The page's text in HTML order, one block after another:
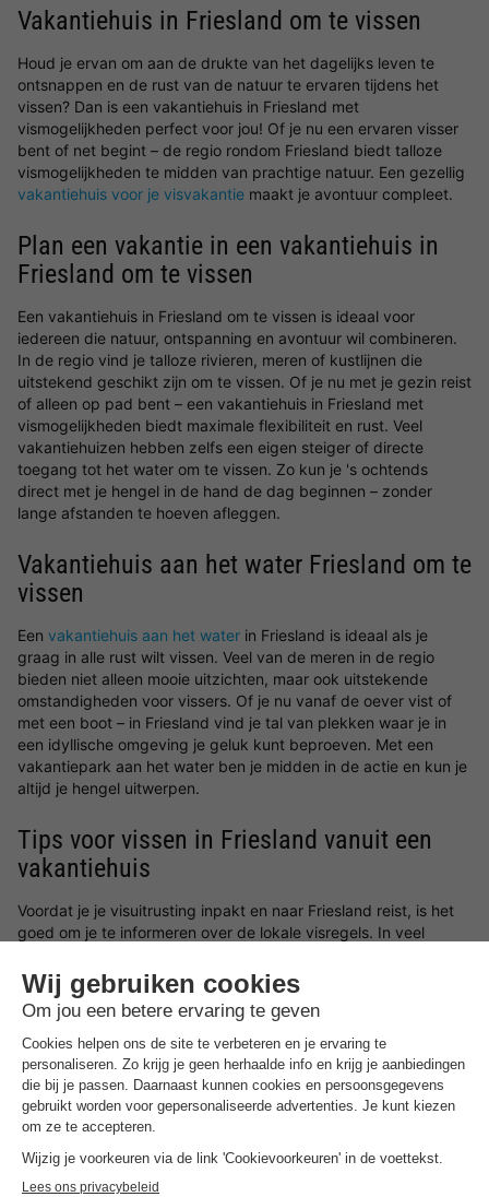
Vakantiehuis in Friesland om te vissen
Houd je ervan om aan de drukte van het dagelijks leven te
ontsnappen en de rust van de natuur te ervaren tijdens het
vissen? Dan is een vakantiehuis in Friesland met
vismogelijkheden perfect voor jou! Of je nu een ervaren visser
bent of net begint – de regio rondom Friesland biedt talloze
vismogelijkheden te midden van prachtige natuur. Een gezellig
vakantiehuis voor je visvakantie maakt je avontuur compleet.
Plan een vakantie in een vakantiehuis in
Friesland om te vissen
Een vakantiehuis in Friesland om te vissen is ideaal voor
iedereen die natuur, ontspanning en avontuur wil combineren.
In de regio vind je talloze rivieren, meren of kustlijnen die
uitstekend geschikt zijn om te vissen. Of je nu met je gezin reist
of alleen op pad bent – een vakantiehuis in Friesland met
vismogelijkheden biedt maximale flexibiliteit en rust. Veel
vakantiehuizen hebben zelfs een eigen steiger of directe
toegang tot het water om te vissen. Zo kun je 's ochtends
direct met je hengel in de hand de dag beginnen – zonder
lange afstanden te hoeven afleggen.
Vakantiehuis aan het water Friesland om te
vissen
Een vakantiehuis aan het water in Friesland is ideaal als je
graag in alle rust wilt vissen. Veel van de meren in de regio
bieden niet alleen mooie uitzichten, maar ook uitstekende
omstandigheden voor vissers. Of je nu vanaf de oever vist of
met een boot – in Friesland vind je tal van plekken waar je in
een idyllische omgeving je geluk kunt beproeven. Met een
vakantiepark aan het water ben je midden in de actie en kun je
altijd je hengel uitwerpen.
Tips voor vissen in Friesland vanuit een
vakantiehuis
Voordat je je visuitrusting inpakt en naar Friesland reist, is het
goed om je te informeren over de lokale visregels. In veel
online of ter plaatse kunt verkrijgen. Bij sommige
vakantiehuizen krijg je zelfs extra informatie, kaarten of tips
van het vakantiepark zelf.
Een andere tip voor gezinnen: Als je met kinderen reist, zijn
kindvriendelijke vakantieparkeneen ideale keuze. Terwijl jij in
alle rust aan het vissen bent, kunnen de kleintjes zich uitleven
op speeltuinen, in de Kids Club of tijdens animatieprogramma's.
Zo wordt de vakantie voor iedereen ontspannen – en kun jij je